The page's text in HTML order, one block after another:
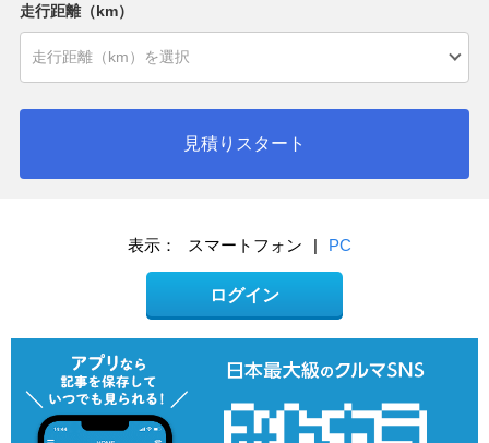
走行距離（km）
見積りスタート
表示： スマートフォン | PC
ログイン